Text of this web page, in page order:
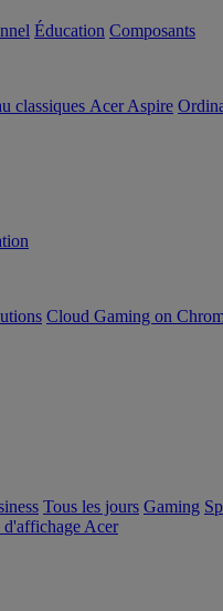
Éducation Composants
classiques Acer Aspire
Cloud Gaming on
Tous les jours Gaming
Acer